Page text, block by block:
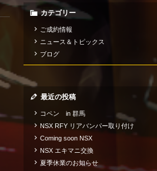
カテゴリー
ご成約情報
ニュース＆トピックス
ブログ
最近の投稿
コペン in 群馬
NSX RFY リアバンパー取り付け
Coming soon NSX
NSX エキマニ交換
夏季休業のお知らせ